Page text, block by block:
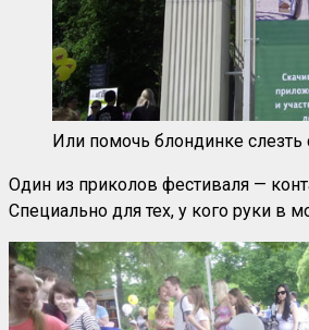
Или помочь блондинке слезть
Один из приколов фестиваля —
Специально для тех, у кого руки в